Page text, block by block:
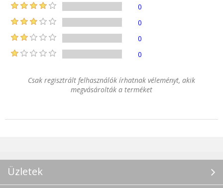
0
0
0
0
Csak regisztrált felhasználók írhatnak véleményt, akik
megvásárolták a terméket
Üzletek